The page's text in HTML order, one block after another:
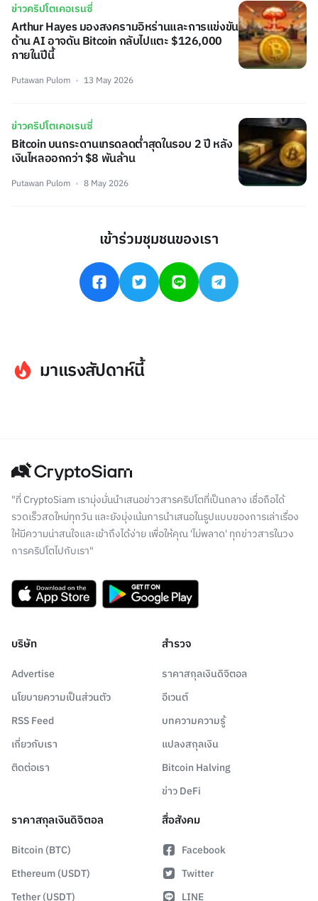
ข่าวคริปโตเคอเรนซี่
Arthur Hayes มองสงครามอิหร่านและการแข่งขัน
ด้าน AI อาจดัน Bitcoin กลับไปแตะ $126,000
ภายในปีนี้
Putawan Pulom 13 May 2026
ข่าวคริปโตเคอเรนซี่
Bitcoin บนกระดานเทรดลดต่ำสุดในรอบ 2 ปี หลัง
เงินไหลออกกว่า $8 พันล้าน
Putawan Pulom 8 May 2026
เข้าร่วมชุมชนของเรา
มาแรงสัปดาห์นี้
"ที่ CryptoSiam เรามุ่งมั่นนำเสนอข่าวสารคริปโตที่เป็นกลาง เชื่อถือได้
รวดเร็วสดใหม่ทุกวัน และยังมุ่งเน้นการนำเสนอในรูปแบบของการเล่าเรื่อง
ให้มีความน่าสนใจและเข้าถึงได้ง่าย เพื่อให้คุณ 'ไม่พลาด' ทุกข่าวสารในวง
การคริปโตไปกับเรา"
บริษัท
Advertise
นโยบายความเป็นส่วนตัว
RSS Feed
เกี่ยวกับเรา
ติดต่อเรา
สำรวจ
ราคาสกุลเงินดิจิตอล
อีเวนต์
บทความความรู้
แปลงสกุลเงิน
Bitcoin Halving
ข่าว DeFi
ราคาสกุลเงินดิจิตอล
Bitcoin (BTC)
Ethereum (USDT)
Tether (USDT)
สื่อสังคม
Facebook
Twitter
LINE